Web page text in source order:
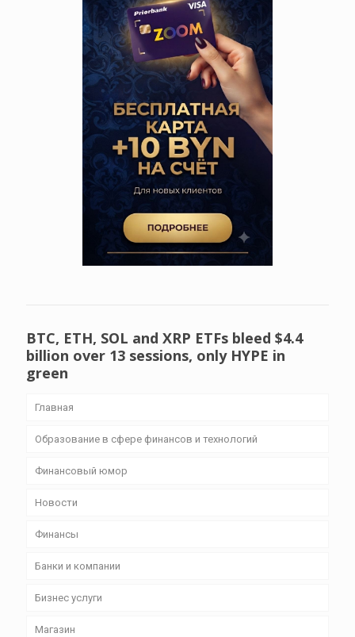
BTC, ETH, SOL and XRP ETFs bleed $4.4
billion over 13 sessions, only HYPE in
green
Главная
Образование в сфере финансов и технологий
Финансовый юмор
Новости
Финансы
Банки и компании
Бизнес уcлуги
Магазин